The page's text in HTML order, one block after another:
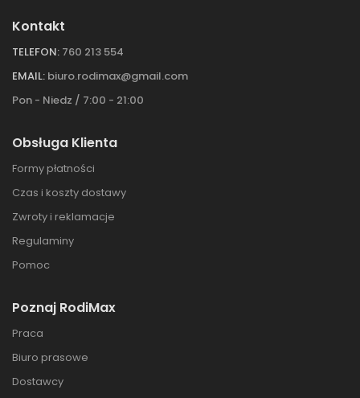
Kontakt
TELEFON: 760 213 554
EMAIL: biuro.rodimax@gmail.com
Pon - Niedz / 7:00 - 21:00
Obsługa Klienta
Formy płatności
Czas i koszty dostawy
Zwroty i reklamacje
Regulaminy
Pomoc
Poznaj RodiMax
Praca
Biuro prasowe
Dostawcy